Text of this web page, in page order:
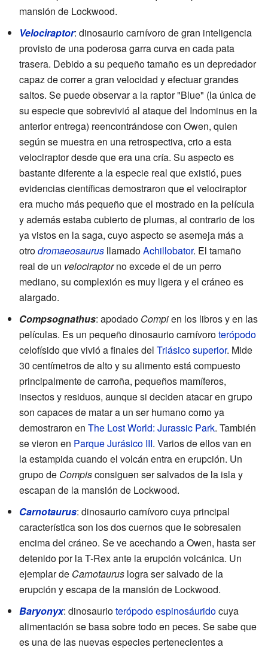
mansión de Lockwood.
Velociraptor: dinosaurio carnívoro de gran inteligencia
provisto de una poderosa garra curva en cada pata
trasera. Debido a su pequeño tamaño es un depredador
capaz de correr a gran velocidad y efectuar grandes
saltos. Se puede observar a la raptor "Blue" (la única de
su especie que sobrevivió al ataque del Indominus en la
anterior entrega) reencontrándose con Owen, quien
según se muestra en una retrospectiva, crio a esta
velociraptor desde que era una cría. Su aspecto es
bastante diferente a la especie real que existió, pues
evidencias científicas demostraron que el velociraptor
era mucho más pequeño que el mostrado en la película
y además estaba cubierto de plumas, al contrario de los
ya vistos en la saga, cuyo aspecto se asemeja más a
otrodromaeosaurus llamadoAchillobator. El tamaño
real de un velociraptorno excede el de un perro
mediano, su complexión es muy ligera y el cráneo es
alargado.
Compsognathus: apodado Compien los libros y en las
películas. Es un pequeño dinosaurio carnívoroterópodo
celofísido que vivió a finales del Triásico superior. Mide
30 centímetros de alto y su alimento está compuesto
principalmente de carroña, pequeños mamíferos,
insectos y residuos, aunque si deciden atacar en grupo
son capaces de matar a un ser humano como ya
demostraron en The Lost World: Jurassic Park. También
se vieron en Parque Jurásico III. Varios de ellos van en
la estampida cuando el volcán entra en erupción. Un
grupo de Compisconsiguen ser salvados de la isla y
escapan de la mansión de Lockwood.
Carnotaurus: dinosaurio carnívoro cuya principal
característica son los dos cuernos que le sobresalen
encima del cráneo. Se ve acechando a Owen, hasta ser
detenido por la T-Rex ante la erupción volcánica. Un
ejemplar de Carnotaurus logra ser salvado de la
erupción y escapa de la mansión de Lockwood.
Baryonyx: dinosaurioterópodoespinosáuridocuya
alimentación se basa sobre todo en peces. Se sabe que
es una de las nuevas especies pertenecientes a